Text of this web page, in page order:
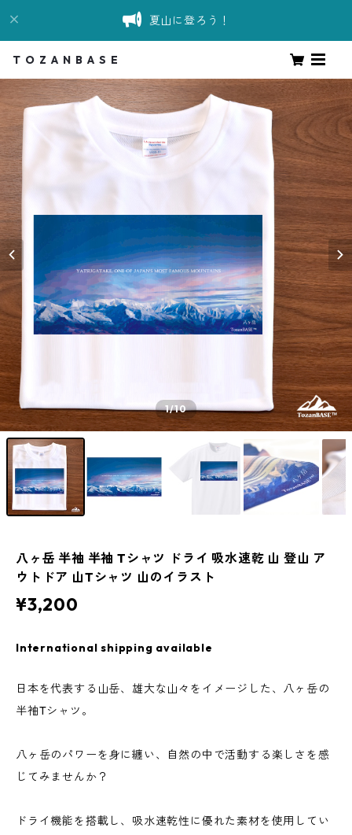
夏山に登ろう！
T O Z A N B A S E
1/10
八ヶ岳 半袖 半袖 Tシャツ ドライ 吸水速乾 山 登山 ア
ウトドア 山Tシャツ 山のイラスト
¥3,200
International shipping available
日本を代表する山岳、雄大な山々をイメージした、八ヶ岳の
半袖Tシャツ。
八ヶ岳のパワーを身に纏い、自然の中で活動する楽しさを感
じてみませんか？
ドライ機能を搭載し、吸水速乾性に優れた素材を使用してい